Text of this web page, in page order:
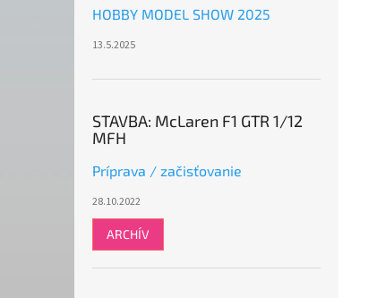
HOBBY MODEL SHOW 2025
13.5.2025
STAVBA: McLaren F1 GTR 1/12
MFH
Príprava / začisťovanie
28.10.2022
ARCHÍV